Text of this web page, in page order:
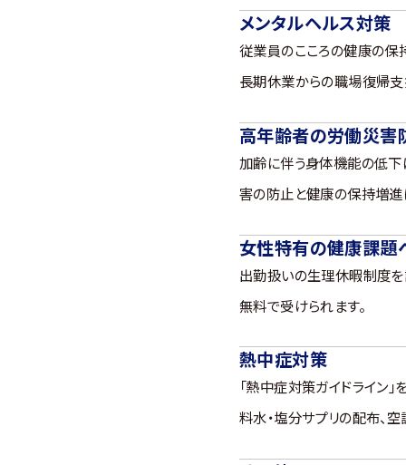
メンタルヘルス対策
従業員のこころの健康の保
長期休業からの職場復帰支
高年齢者の労働災害
加齢に伴う身体機能の低下
害の防止と健康の保持増進
女性特有の健康課題
出勤扱いの生理休暇制度を
無料で受けられます。
熱中症対策
「熱中症対策ガイドライン
料水・塩分サプリの配布、